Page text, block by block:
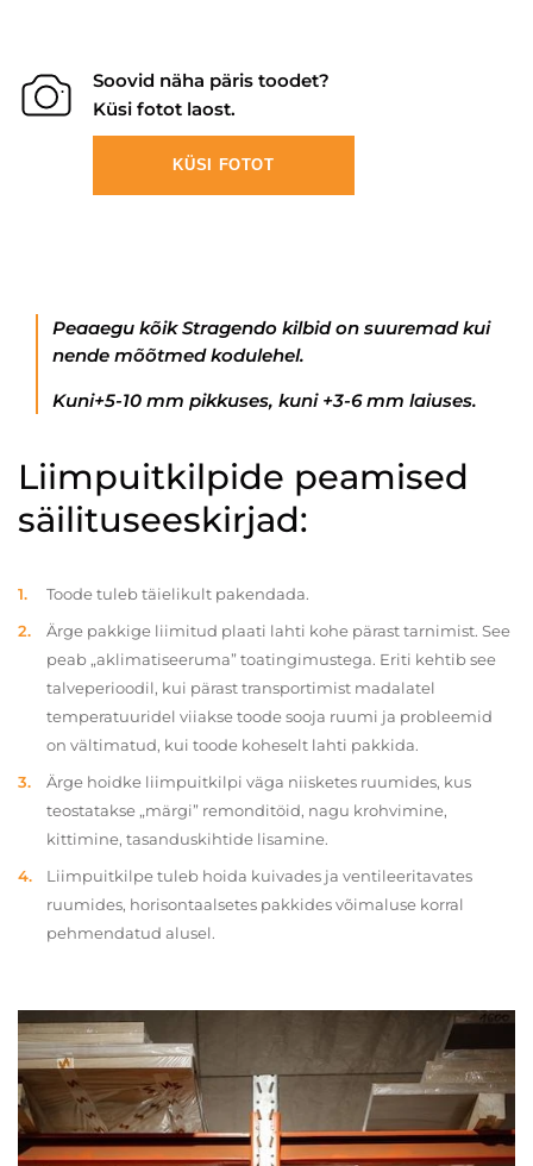
Soovid näha päris toodet?
Küsi fotot laost.
KÜSI FOTOT
Peaaegu kõik Stragendo kilbid on suuremad kui
nende mõõtmed kodulehel.
Kuni+5-10 mm pikkuses, kuni +3-6 mm laiuses.
Liimpuitkilpide peamised
säilituseeskirjad:
Toode tuleb täielikult pakendada.
Ärge pakkige liimitud plaati lahti kohe pärast tarnimist. See
peab „aklimatiseeruma” toatingimustega. Eriti kehtib see
talveperioodil, kui pärast transportimist madalatel
temperatuuridel viiakse toode sooja ruumi ja probleemid
on vältimatud, kui toode koheselt lahti pakkida.
Ärge hoidke liimpuitkilpi väga niisketes ruumides, kus
teostatakse „märgi” remonditöid, nagu krohvimine,
kittimine, tasanduskihtide lisamine.
Liimpuitkilpe tuleb hoida kuivades ja ventileeritavates
ruumides, horisontaalsetes pakkides võimaluse korral
pehmendatud alusel.